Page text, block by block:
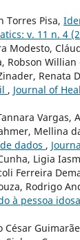
Torres Pisa,
v. 11 n. 4
Modesto,
Robson
Renata
, Journal of
Vargas,
Mellina
dados ,
Ligia
Ferreira
Rodrigo
à pessoa
César